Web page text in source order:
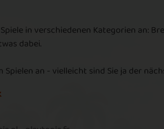
a Row
Bombs
in verschiedenen Kategorien an:
dabei.
an - vielleicht sind Sie ja der